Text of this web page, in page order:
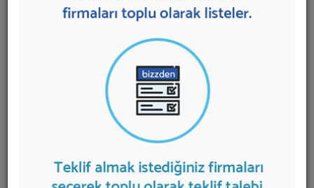
2 sonuç bulundu.
Çankaya'da Akvaryum Malzemeleri
firmalar aşağıda listelenmektedir.Akvaryum
teklifi almak için listeden seçim yapıp ya da
"İlk 5 Firmadan Teklif İste" kısmından toplu olarak teklif
talebinizi firmalara aktarabilirsiniz.